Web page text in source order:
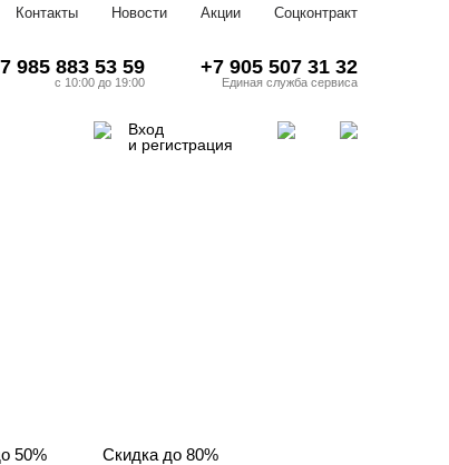
Контакты Новости Акции Соцконтракт
985 883 53 59
с 10:00 до 19:00
+7 905 507 31 32
Единая служба сервиса
Вход
и регистрация
50% Скидка до 80%